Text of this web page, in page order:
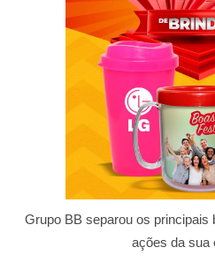
Grupo BB separou os principais
ações da sua